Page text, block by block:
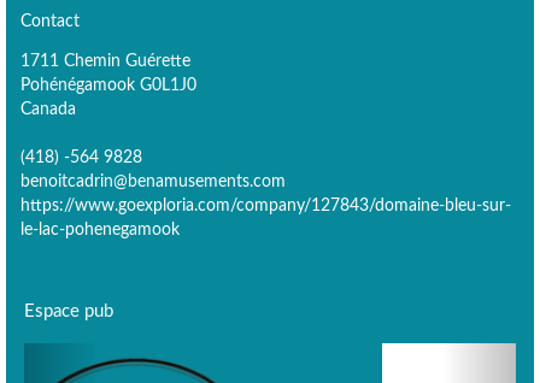
Contact
1711 Chemin Guérette
Pohénégamook G0L1J0
Canada
(418) -564 9828
benoitcadrin@benamusements.com
https://www.goexploria.com/company/127843/domaine-bleu-sur-
le-lac-pohenegamook
Espace pub
Previous